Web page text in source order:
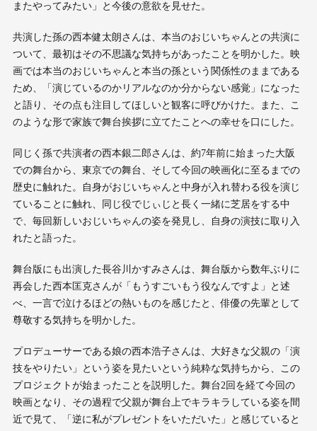
またやってみたい」と今後の意欲を見せた。
共演した孫の西本健太朗さんは、本当のおじいちゃんとの共演に
ついて、最初はその不思議な気持ちがあったことを明かした。映
画では本当のおじいちゃんと本当の孫という関係性のままである
ため、「演じているのかリアルなのか分からない感覚」になった
と語り、その点も注目してほしいと観客に呼びかけた。また、こ
のような形で家族で舞台挨拶に立てたことへの幸せを口にした。
同じく孫で共演者の西本銀二郎さんは、約7年前に始まった大阪
での舞台から、東京での舞台、そして今回の映画化に至るまでの
歴史に触れた。自身がおじいちゃんと中身が入れ替わる役を演じ
ていることに触れ、同じ役でじぃじと長く一緒に芝居をする中
で、毎回新しいおじいちゃんの姿を発見し、自身の演技に取り入
れたと語った。
舞台版にも出演した長谷川かすみさんは、舞台版から数年ぶりに
再会した西本匡克さんが「もうすごいもう役なんですよ」と述
べ、一言で泣けるほどの熱いものを感じたと、俳優の先輩として
尊敬する気持ちを明かした。
プロデューサーである娘の西本浩子さんは、大好きな父親の「演
技をやりたい」という姿を見たいという純粋な気持ちから、この
プロジェクトが始まったことを説明した。舞台2回を経て今回の
映画となり、その過程で父親が舞台上でキラキラしている姿を間
近で見て、「逆に私がプレゼントをいただいた」と感じていると